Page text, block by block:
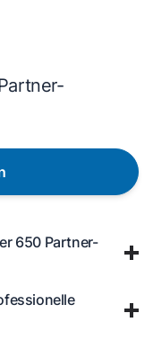
650 Partner-